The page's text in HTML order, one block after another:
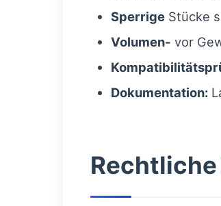
Sperrige Stücke
Volumen- vor
Dokumentation: